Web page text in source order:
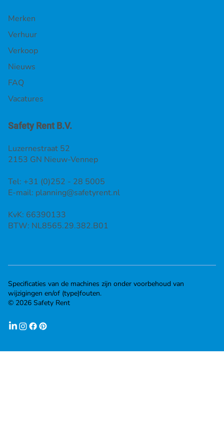
Specificaties van de machines zijn onder voorbehoud van
wijzigingen en/of (type)fouten.
© 2026 Safety Rent
Safety Rent B.V.
Luzernestraat 52
2153 GN Nieuw-Vennep
Tel: +31 (0)252 - 28 5005
E-mail: planning@safetyrent.nl
KvK: 66390133
BTW: NL8565.29.382.B01
Merken
Verhuur
Verkoop
Nieuws
FAQ
Vacatures